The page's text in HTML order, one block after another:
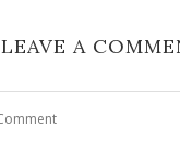
LEAVE A